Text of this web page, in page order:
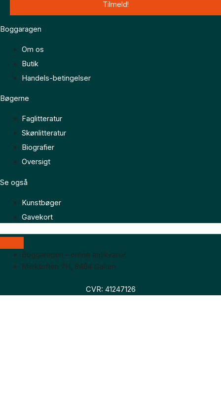
Boggaragen
Om os
Butik
Handels-betingelser
Bøgerne
Faglitteratur
Skønlitteratur
Biografier
Oversigt
Se også
Kunstbøger
Gavekort
Boggaragen – online antikvariat
Marktoften 7H, 8464 Galten
CVR: 41247126